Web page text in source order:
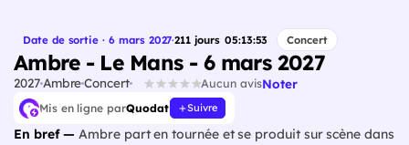
Date de sortie · 6 mars 2027·211 jours 05:13:52 Concert
Ambre - Le Mans - 6 mars 2027
2027AmbreConcert Aucun avisNoter
Mis en ligne parQuodat Suivre
En bref — Ambre part en tournée et se produit sur scène dans